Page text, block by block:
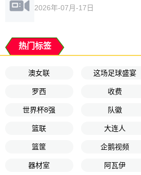
2026年-07月-17日
热门标签
澳女联 这场足球盛宴
罗西 收费
世界杯8强 队徽
篮联 大连人
篮筐 企鹅视频
器材室 阿瓦伊